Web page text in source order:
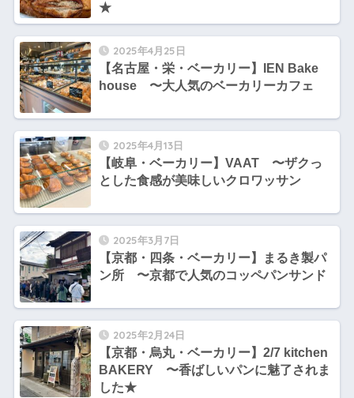
★
2025年4月25日
【名古屋・栄・ベーカリー】IEN Bake
house 〜大人気のベーカリーカフェ
2025年4月13日
【岐阜・ベーカリー】VAAT 〜ザクっ
とした食感が美味しいクロワッサン
2025年3月7日
【京都・四条・ベーカリー】まるき製パ
ン所 〜京都で人気のコッペパンサンド
2025年2月24日
【京都・烏丸・ベーカリー】2/7 kitchen
BAKERY 〜香ばしいパンに魅了されま
した★